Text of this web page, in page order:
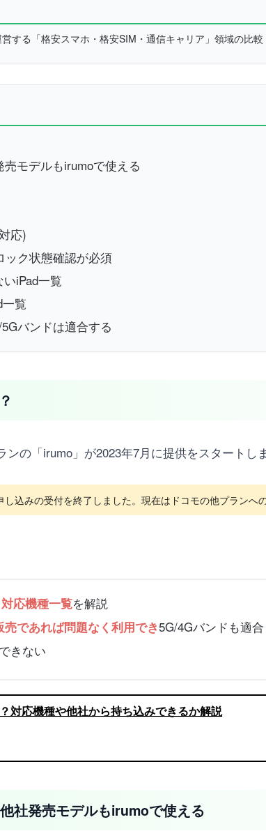
する「格安スマホ・格安SIM・通信キャリア」領域の比
モデルもirumoで使える
応)
ック状態確認が必須
iPad一覧
覧
バンドは適合する
ンの「irumo」が2023年7月に提供をスタートし
込みの受付を終了しました。現在はドコモの他プランへ
応機種一覧を解説
売であれば問題なく利用でき5G/4Gバンドも適合
きない
対応機種や他社から持ち込みできるか解説
社発売モデルもirumoで使える